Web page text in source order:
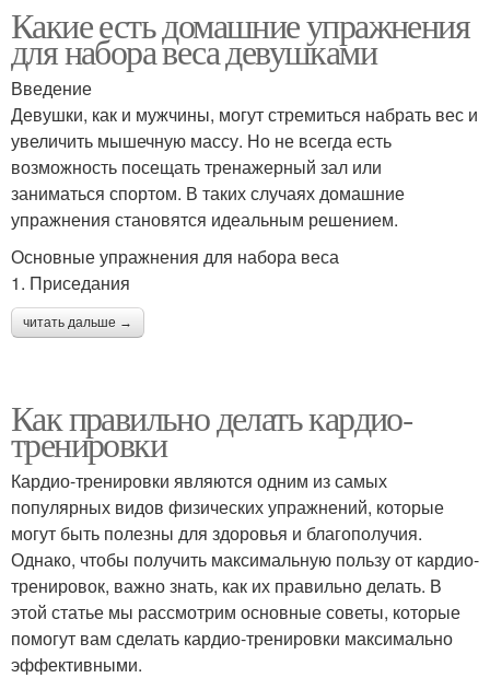
Какие есть домашние упражнения
для набора веса девушками
Введение
Девушки, как и мужчины, могут стремиться набрать вес и
увеличить мышечную массу. Но не всегда есть
возможность посещать тренажерный зал или
заниматься спортом. В таких случаях домашние
упражнения становятся идеальным решением.
Основные упражнения для набора веса
1. Приседания
читать дальше →
Как правильно делать кардио-
тренировки
Кардио-тренировки являются одним из самых
популярных видов физических упражнений, которые
могут быть полезны для здоровья и благополучия.
Однако, чтобы получить максимальную пользу от кардио-
тренировок, важно знать, как их правильно делать. В
этой статье мы рассмотрим основные советы, которые
помогут вам сделать кардио-тренировки максимально
эффективными.